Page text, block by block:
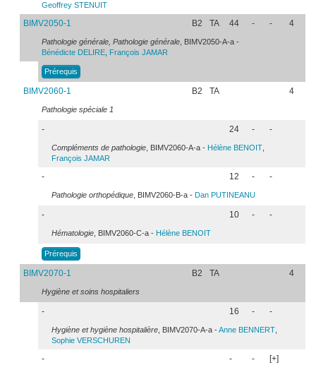
Geoffrey STENUIT
BIMV2050-1 B2 TA 44 - - 4
Pathologie générale, Pathologie générale , BIMV2050-A-a -
Bénédicte DELIRE François JAMAR
Prérequis
BIMV2060-1 B2 TA 4
Pathologie spéciale 1
- 24 - -
Compléments de pathologie , BIMV2060-A-a - Hélène BENOIT
François JAMAR
- 12 - -
Pathologie orthopédique , BIMV2060-B-a - Dan PUTINEANU
- 10 - -
Hématologie , BIMV2060-C-a - Hélène BENOIT
Prérequis
BIMV2070-1 B2 TA 4
Hygiène et soins hospitaliers
- 16 - -
Hygiène et hygiène hospitalière , BIMV2070-A-a -Anne BENNERT
Sophie VERSCHUREN
- - - [+]